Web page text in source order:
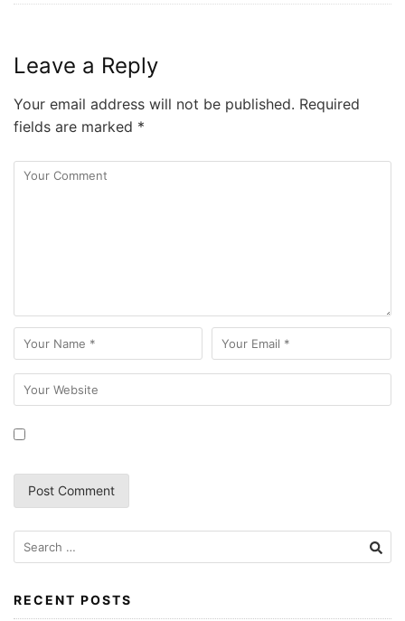
Leave a Reply
Your email address will not be published. Required
fields are marked *
Search
for:
RECENT POSTS